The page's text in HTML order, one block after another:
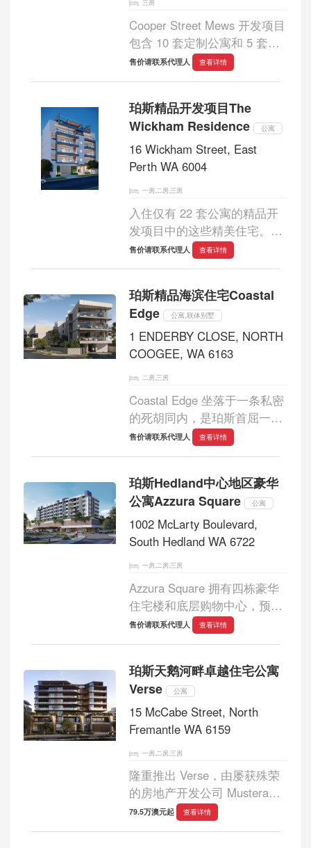
三房
Cooper Street Mews 开发项目
包含 10 套定制公寓和 5 套豪
华联排别墅，完美融合了现代
生活与高端奢华，坐落于绿树
户型经过精心设计，以满足现
代生活的需求，宽...
售价请联系代理人 查看详情
珀斯精品开发项目The
Wickham Residence
公寓
16 Wickham Street, East
Perth WA 6004
一房,二房,三房
入住仅有 22 套公寓的精品开
发项目中的这些精美住宅。提
供有限的一居室和两居室平面
图选择，所有平面图均拥有超
为现代生活而设计。 为了追求
极致奢...
售价请联系代理人 查看详情
珀斯精品海滨住宅Coastal
Edge
公寓,联体别墅
1 ENDERBY CLOSE, NORTH
COOGEE, WA 6163
二房,三房
Coastal Edge 坐落于一条私密
的死胡同内，是珀斯首屈一指
的海滨胜地之一，提供悠闲奢
华的生活方式。Coastal Edge
所精心设计，融合了 5 套高品
质联排别墅和 9...
售价请联系代理人 查看详情
珀斯Hedland中心地区豪华
公寓Azzura Square
公寓
1002 McLarty Boulevard,
South Hedland WA 6722
一房,二房,三房
Azzura Square 拥有四栋豪华
住宅楼和底层购物中心，预计
将彻底改变南黑德兰地区的面
貌。这将为企业和个人投资
业主带来新的机遇。 Azzura
Square 将坐落于西...
售价请联系代理人 查看详情
珀斯天鹅河畔卓越住宅公寓
Verse
公寓
15 McCabe Street, North
Fremantle WA 6159
一房,二房,三房
隆重推出 Verse，由屡获殊荣
的房地产开发公司 Mustera
Property Group 打造，仅提供
42 套卓越住宅的精品系列。
79.5万澳元起 查看详情